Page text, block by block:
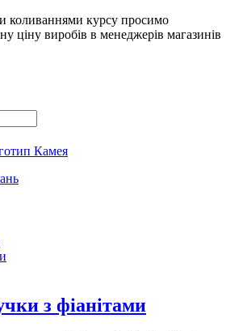
коливаннями курсу просимо
ціну виробів в менеджерів магазинів
з фіанітами